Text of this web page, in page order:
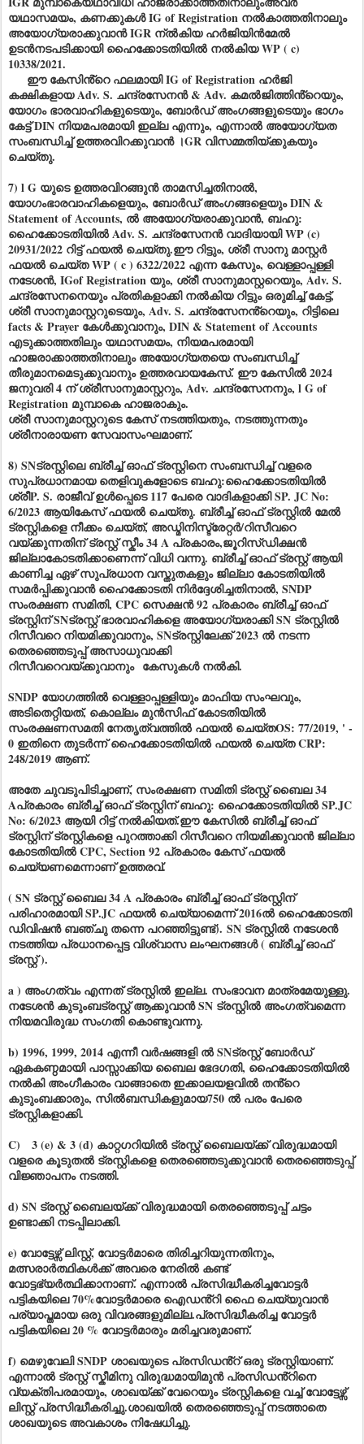
യഥാസമയം, കണക്കുകൾ IG of Registration നൽകാത്തതിനാലും
അയോഗ്യരാക്കുവാൻ IGR ന്ൽകിയ ഹർജിയിൻമേൽ
ഉടൻനടപടിക്കായി ഹൈക്കോടതിയിൽ നൽകിയ WP ( c)
10338/2021.
ഈ കേസിൻ്റെ ഫലമായി IG of Registration ഹർജി
കക്ഷികളായ Adv. S. ചന്ദ്രസേനൻ & Adv. കമൽജിത്തിൻ്റെയും,
യോഗം ഭാരവാഹികളുടെയും, ബോർഡ് അംഗങ്ങളുടെയും ഭാഗം
കേട്ട് DIN നിയമപരമായി ഇല്ല എന്നും, എന്നാൽ അയോഗ്യത
സംബന്ധിച്ച് ഉത്തരവിറക്കുവാൻ ।GR വിസമ്മതിയ്ക്കുകയും
ചെയ്തു.
7) l G യുടെ ഉത്തരവിറങ്ങുൻ താമസിച്ചതിനാൽ,
യോഗംഭാരവാഹികളെയും, ബോർഡ് അംഗങ്ങളെയും DIN &
Statement of Accounts, ൽ അയോഗ്യരാക്കുവാൻ, ബഹു:
ഹൈക്കോടതിയിൽ Adv. S. ചന്ദ്രസേനൻ വാദിയായി WP (c)
20931/2022 റിട്ട് ഫയൽ ചെയ്തു.ഈ റിട്ടും, ശ്രീ സാനു മാസ്റ്റർ
ഫയൽ ചെയ്ത WP ( c ) 6322/2022 എന്ന കേസും, വെള്ളാപ്പള്ളി
നടേശൻ, IGof Registration യും, ശ്രീ സാനുമാസ്റ്ററെയും, Adv. S.
ചന്ദ്രസേനനെയും പ്രതികളാക്കി നൽകിയ റിട്ടും ഒരുമിച്ച് കേട്ട്,
ശ്രീ സാനുമാസ്റ്ററുടെയും, Adv. S. ചന്ദ്രസേനൻ്റെയും, റിട്ടിലെ
facts & Prayer കേൾക്കുവാനും, DIN & Statement of Accounts
എടുക്കാത്തതിലും യഥാസമയം, നിയമപരമായി
ഹാജരാക്കാത്തതിനാലും അയോഗ്യതയെ സംബന്ധിച്ച്
തീരുമാനമെടുക്കുവാനും ഉത്തരവായകേസ്. ഈ കേസിൽ 2024
ജനുവരി 4 ന് ശ്രീസാനുമാസ്റ്ററും, Adv. ചന്ദ്രസേനനും, l G of
Registration മുമ്പാകെ ഹാജരാകും.
ശ്രീ സാനുമാസ്റ്ററുടെ കേസ് നടത്തിയതും, നടത്തുന്നതും
ശ്രീനാരായണ സേവാസംഘമാണ്.
8) SNട്രസ്റ്റിലെ ബ്രീച്ച് ഓഫ് ട്രസ്റ്റിനെ സംബന്ധിച്ച് വളരെ
സുപ്രധാനമായ തെളിവുകളോടെ ബഹു:ഹൈക്കോടതിയിൽ
ശ്രീP. S. രാജീവ് ഉൾപ്പെടെ 117 പേരെ വാദികളാക്കി SP. JC No:
6/2023 ആയികേസ് ഫയൽ ചെയ്തു. ബ്രീച്ച് ഓഫ് ട്രസ്റ്റിൽ മേൽ
ട്രസ്റ്റികളെ നീക്കം ചെയ്ത്, അഡ്മിനിസ്ട്രേറ്റർ/റിസീവറെ
വയ്ക്കുന്നതിന് ട്രസ്റ്റ് സ്കീം 34 A പ്രകാരം,ജൂറിസ്ഡിക്ഷൻ
ജില്ലാകോടതിക്കാണെന്ന് വിധി വന്നു. ബ്രീച്ച് ഓഫ് ട്രസ്റ്റ് ആയി
കാണിച്ച ഏഴ് സുപ്രധാന വസ്തുതകളും ജില്ലാ കോടതിയിൽ
സമർപ്പിക്കുവാൻ ഹൈക്കോടതി നിർദ്ദേശിച്ചതിനാൽ, SNDP
സംരക്ഷണ സമിതി, CPC സെക്ഷൻ 92 പ്രകാരം ബ്രീച്ച് ഓഫ്
ട്രസ്റ്റിന് SNട്രസ്റ്റ് ഭാരവാഹികളെ അയോഗ്യരാക്കി SN ട്രസ്റ്റിൽ
റിസീവറെ നിയമിക്കുവാനും, SNട്രസ്റ്റിലേക്ക് 2023 ൽ നടന്ന
തെരഞ്ഞെടുപ്പ് അസാധുവാക്കി
റിസീവറെവയ്ക്കുവാനും കേസുകൾ നൽകി.
SNDP യോഗത്തിൽ വെള്ളാപ്പള്ളിയും മാഫിയ സംഘവും,
അടിതെറ്റിയത്, കൊല്ലം മുൻസിഫ് കോടതിയിൽ
സംരക്ഷണസമതി നേതൃത്വത്തിൽ ഫയൽ ചെയ്തOS: 77/2019, ' -
0 ഇതിനെ തുടർന്ന് ഹൈക്കോടതിയിൽ ഫയൽ ചെയ്ത CRP:
248/2019 ആണ്.
അതേ ചുവടുപിടിച്ചാണ്, സംരക്ഷണ സമിതി ട്രസ്റ്റ് ബൈല 34
Aപ്രകാരം ബ്രീച്ച് ഓഫ് ട്രസ്റ്റിന് ബഹു: ഹൈക്കോടതിയിൽ SP.JC
No: 6/2023 ആയി റിട്ട് നൽകിയത്.ഈ കേസിൽ ബ്രീച്ച് ഓഫ്
ട്രസ്റ്റിന് ട്രസ്റ്റികളെ പുറത്താക്കി റിസീവറെ നിയമിക്കുവാൻ ജില്ലാ
കോടതിയിൽ CPC, Section 92 പ്രകാരം കേസ് ഫയൽ
ചെയ്യണമെന്നാണ് ഉത്തരവ്.
( SN ട്രസ്റ്റ് ബൈല 34 A പ്രകാരം ബ്രീച്ച് ഓഫ് ട്രസ്റ്റിന്
പരിഹാരമായി SP.JC ഫയൽ ചെയ്യാമെന്ന് 2016ൽ ഹൈക്കോടതി
ഡിവിഷൻ ബഞ്ചു തന്നെ പറഞ്ഞിട്ടുണ്ട്). SN ട്രസ്റ്റിൽ നടേശൻ
നടത്തിയ പ്രധാനപ്പെട്ട വിശ്വാസ ലംഘനങ്ങൾ ( ബ്രീച്ച് ഓഫ്
ട്രസ്റ്റ് ).
a ) അംഗത്വം എന്നത് ട്രസ്റ്റിൽ ഇല്ല. സംഭാവന മാത്രമേയുള്ളു.
നടേശൻ കുടുംബട്രസ്റ്റ് ആക്കുവാൻ SN ട്രസ്റ്റിൽ അംഗത്വമെന്ന
നിയമവിരുദ്ധ സംഗതി കൊണ്ടുവന്നു.
b) 1996, 1999, 2014 എന്നീ വർഷങ്ങളി ൽ SNട്രസ്റ്റ് ബോർഡ്
ഏകകണ്ഠമായി പാസ്സാക്കിയ ബൈല ഭേദഗതി, ഹൈക്കോടതിയിൽ
നൽകി അംഗീകാരം വാങ്ങാതെ ഇക്കാലയളവിൽ തൻ്റെ
കുടുംബക്കാരും, സിൽബന്ധികളുമായ750 ൽ പരം പേരെ
ട്രസ്റ്റികളാക്കി.
C) 3 (e) & 3 (d) കാറ്റഗറിയിൽ ട്രസ്റ്റ് ബൈലയ്ക്ക് വിരുദ്ധമായി
വളരെ കൂടുതൽ ട്രസ്റ്റികളെ തെരഞ്ഞെടുക്കുവാൻ തെരഞ്ഞെടുപ്പ്
വിജ്ഞാപനം നടത്തി.
d) SN ട്രസ്റ്റ് ബൈലയ്ക്ക് വിരുദ്ധമായി തെരഞ്ഞെടുപ്പ് ചട്ടം
ഉണ്ടാക്കി നടപ്പിലാക്കി.
e) വോട്ടേഴ്സ് ലിസ്റ്റ്, വോട്ടർമാരെ തിരിച്ചറിയുന്നതിനും,
മത്സരാർത്ഥികൾക്ക് അവരെ നേരിൽ കണ്ട്
വോട്ടഭ്യർത്ഥിക്കാനാണ്. എന്നാൽ പ്രസിദ്ധീകരിച്ചവോട്ടർ
പട്ടികയിലെ 70%വോട്ടർമാരെ ഐഡൻ്റി ഫൈ ചെയ്യുവാൻ
പര്യാപ്തമായ ഒരു വിവരങ്ങളുമില്ല.പ്രസിദ്ധീകരിച്ച വോട്ടർ
പട്ടികയിലെ 20 % വോട്ടർമാരും മരിച്ചവരുമാണ്.
f) മെഴുവേലി SNDP ശാഖയുടെ പ്രസിഡൻ്റ് ഒരു ട്രസ്റ്റിയാണ്.
എന്നാൽ ട്രസ്റ്റ് സ്കീമിനു വിരുദ്ധമായിമുൻ പ്രസിഡൻ്റിനെ
വ്യക്തിപരമായും, ശാഖയ്ക്ക് വേറെയും ട്രസ്റ്റികളെ വച്ച് വോട്ടേഴ്സ്
ലിസ്റ്റ് പ്രസിദ്ധീകരിച്ചു.ശാഖയിൽ തെരഞ്ഞെടുപ്പ് നടത്താതെ
ശാഖയുടെ അവകാശം നിഷേധിച്ചു.